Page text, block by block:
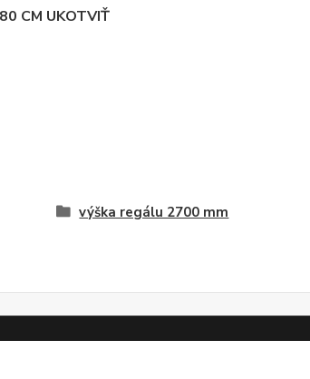
CM UKOTVIŤ
výška regálu 2700 mm